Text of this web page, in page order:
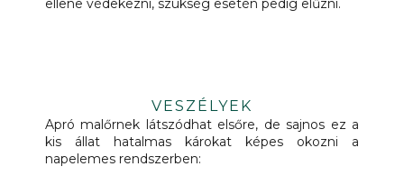
ellene védekezni, szükség esetén pedig elűzni.
VESZÉLYEK
Apró malőrnek látszódhat elsőre, de sajnos ez a
kis állat hatalmas károkat képes okozni a
napelemes rendszerben: